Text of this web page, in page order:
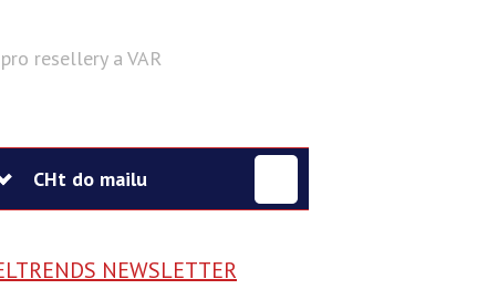
resellery a VAR
CHt do mailu
NEWSLETTER